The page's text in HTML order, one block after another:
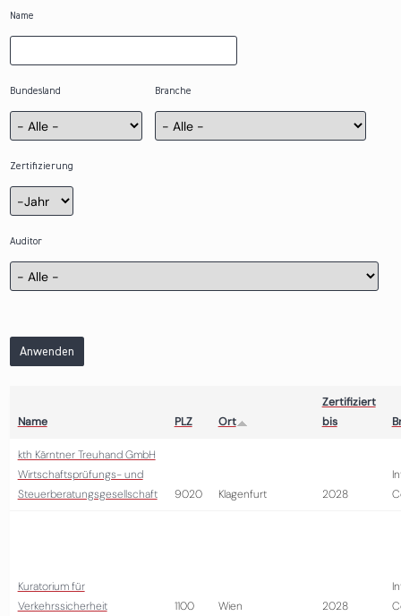
Name
Bundesland Branche
Zertifizierung
Zertifizierung
Jahr
Auditor
Anwenden
Name PLZ Ort
Zertifiziert
bis
kth Kärntner Treuhand GmbH
Wirtschaftsprüfungs- und
Steuerberatungsgesellschaft
9020 Klagenfurt 2028
Kuratorium für
Verkehrssicherheit
1100 Wien 2028